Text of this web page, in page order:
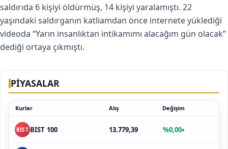
saldırıda 6 kişiyi öldürmüş, 14 kişiyi yaralamıştı. 22
yaşındaki saldırganın katliamdan önce internete yüklediği
videoda “Yarın insanlıktan intikamımı alacağım gün olacak”
dediği ortaya çıkmıştı.
PİYASALAR
Kurlar Alış Değişim
BIST BIST 100 13.779,39 %0,00▴